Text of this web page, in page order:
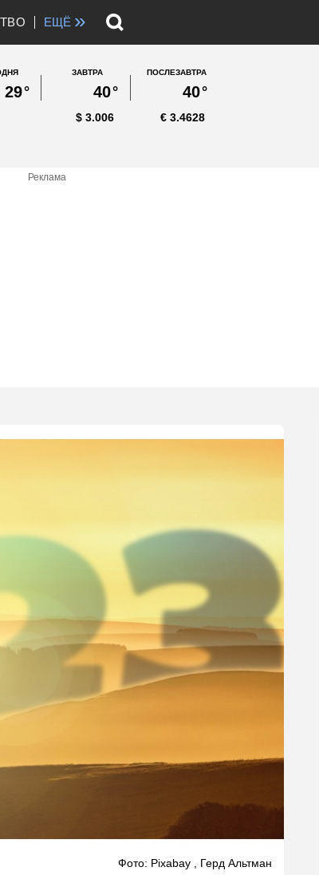
ЕЩЁ »
29°
ЗАВТРА
40°
ПОСЛЕЗАВТРА
40°
3.006
$ 3.4628
€
Реклама
Фото: Pixabay , Герд Альтман